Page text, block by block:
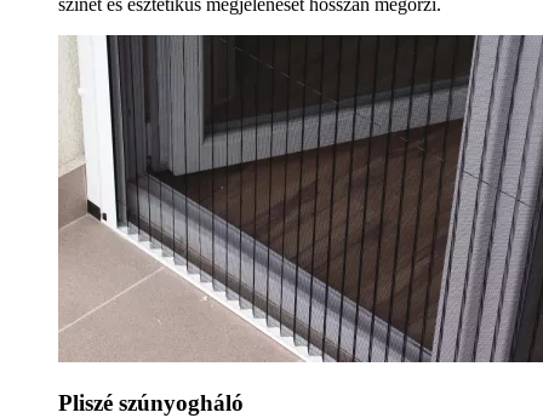
színét és esztétikus megjelenését hosszan megőrzi.
Pliszé szúnyogháló